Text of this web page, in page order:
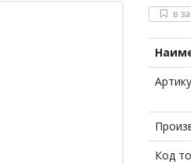
в
Код